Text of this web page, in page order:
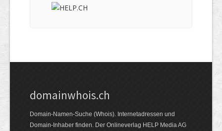
domainwhois.ch
Domain-Namen-Suche (Whois). Internet­adressen und
Domain-Inhaber finden. Der Online­verlag HELP Media AG